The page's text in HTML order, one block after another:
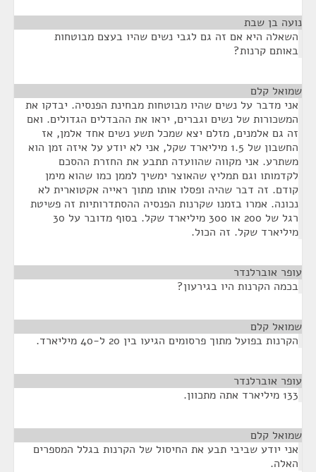
נועה בן שבת
השאלה היא אם זה גם לגבי נשים שהיו בעצם מבוטחות
באותם קרנות?
שמואל קלם
אני מדבר על נשים שהיו מבוטחות מבחינת הפנסיה. יבדקו את
המשכורות של נשים וגברים, יראו את ההבדלים הגדולים. ואם
זה גם אלמנים, מזלם יצא שמכל תשע נשים אחד אלמן, אז
החשבון של 1.5 מיליארד שקל, אני לא יודע על איזה זמן הוא
משתרע. אני מקווה שהוועדה תתבע את החזרת ההסכם
לקדמותו וגם תמליץ שהאוצר ימשיך לממן כמו שהוא מימן
קודם. זה דבר שהיה ופסלו אותו מתוך ראייה אקטוארית לא
נכונה. אמרו בזמנו שקרנות הפנסיה ההסתדרותיות זה פשיטת
רגל של 200 או 300 מיליארד שקל. בסוף מדובר על 30
מיליארד שקל. זה הכול.
עופר אוברלנדר
בכמה הקרנות היו בגירעון?
שמואל קלם
הקרנות בפועל מתוך פרסומים הגיעו בין 20 ל-40 מיליארד.
עופר אוברלנדר
133 מיליארד אתה מתכוון.
שמואל קלם
אני יודע שביבי תבע את החיסול של הקרנות בגלל המספרים
האלה.